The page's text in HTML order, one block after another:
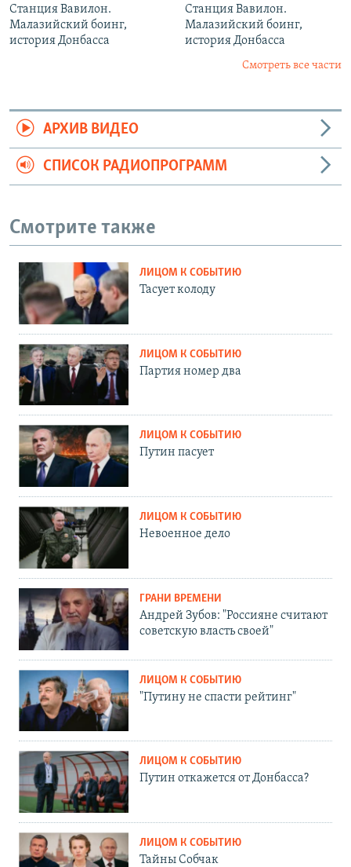
Станция Вавилон.
Малазийский боинг,
история Донбасса
Станция Вавилон.
Малазийский боинг,
история Донбасса
Смотреть все части
АРХИВ ВИДЕО
СПИСОК РАДИОПРОГРАММ
Смотрите также
ЛИЦОМ К СОБЫТИЮ
Тасует колоду
ЛИЦОМ К СОБЫТИЮ
Партия номер два
ЛИЦОМ К СОБЫТИЮ
Путин пасует
ЛИЦОМ К СОБЫТИЮ
Невоенное дело
ГРАНИ ВРЕМЕНИ
Андрей Зубов: "Россияне считают
советскую власть своей"
ЛИЦОМ К СОБЫТИЮ
"Путину не спасти рейтинг"
ЛИЦОМ К СОБЫТИЮ
Путин откажется от Донбасса?
ЛИЦОМ К СОБЫТИЮ
Тайны Собчак